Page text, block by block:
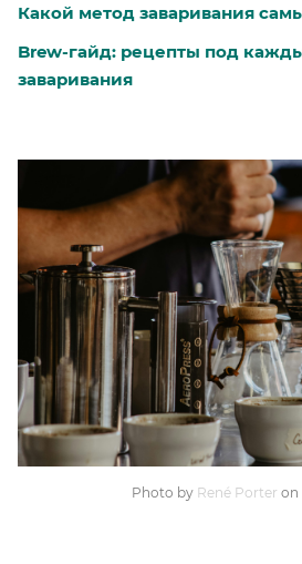
Какой метод заваривания
Brew-гайд: рецепты под
заваривания
Photo by René Porter on